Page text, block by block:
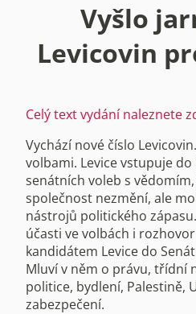
Vyšlo
Levicovin
Celý text vydání naleznete
Vychází nové číslo
volbami. Levice vstupuje
senátních voleb s
společnost nezmění, ale
nástrojů politického
účasti ve volbách i
kandidátem Levice do
Mluví v něm o právu, třídní
politice, bydlení, Palestině,
zabezpečení.